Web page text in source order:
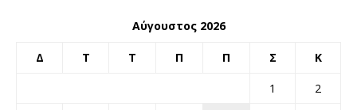
Αύγουστος 2026
Δ Τ Τ Π Π Σ Κ
1
2